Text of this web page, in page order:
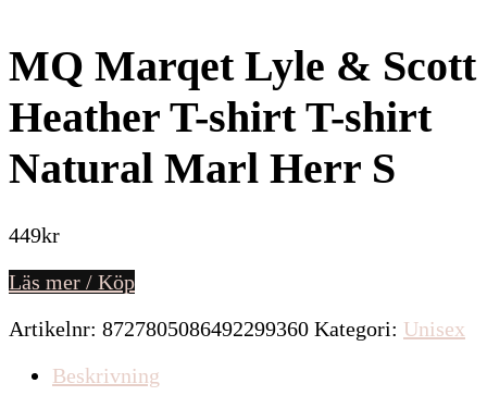
MQ Marqet Lyle & Scott
Heather T-shirt T-shirt
Natural Marl Herr S
449kr
Läs mer / Köp
Artikelnr: 8727805086492299360 Kategori: Unisex
Beskrivning